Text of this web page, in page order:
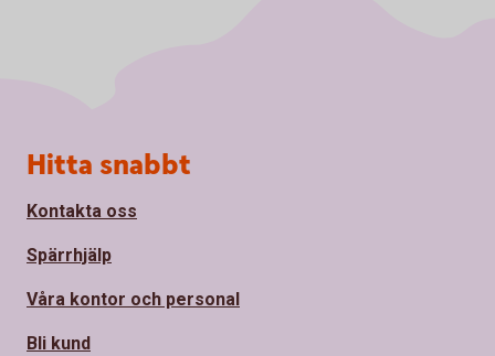
Sidfot
Hitta snabbt
Kontakta oss
Spärrhjälp
Våra kontor och personal
Bli kund